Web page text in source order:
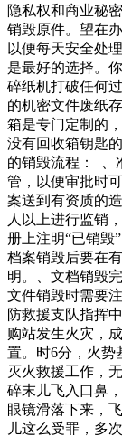
隐私权和商业秘
销毁原件。望在
以便每天安全处
是最好的选择。
碎纸机打破任何
的机密文件废纸
箱是专门定制的
没有回收箱钥匙
的销毁流程： 、
管，以便审批时
案送到有资质的
人以上进行监销
册上注明“已销毁
档案销毁后要在
明。、文档销毁
文件销毁时需要
防救援支队指挥
购站发生火灾，
置。时6分，火势
灭火救援工作，
碎末儿飞入口鼻
眼镜滑落下来，
儿这么受罪，多